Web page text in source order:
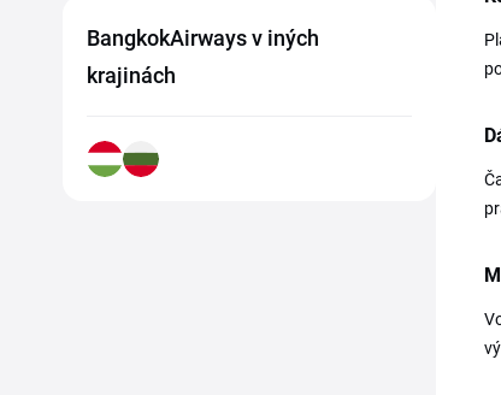
BangkokAirways v iných
krajinách